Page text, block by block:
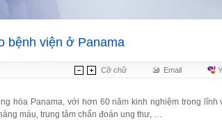
bệnh viện ở Panama
Email
Cỡ chữ
hòa Panama, với hơn 60 năm kinh nghiệm trong lĩnh
máu, trung tâm chẩn đoán ung thư, …